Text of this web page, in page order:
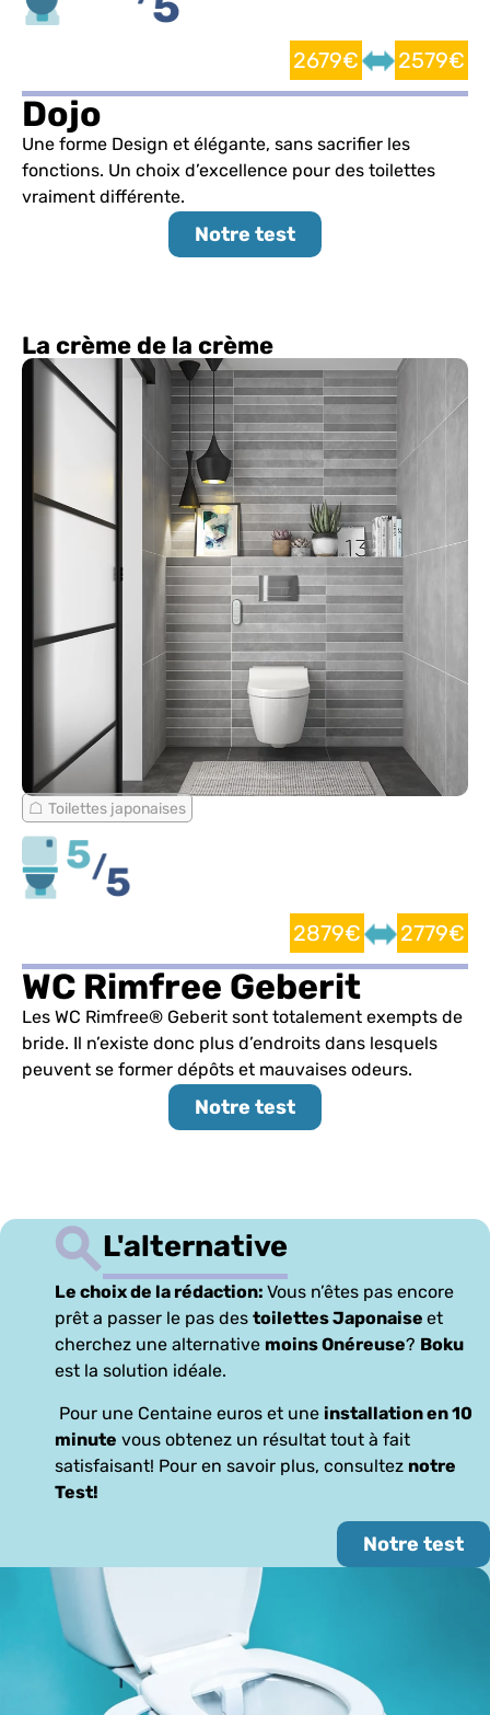
2679€ 2579€
Dojo
Une forme Design et élégante, sans sacrifier les
fonctions. Un choix d’excellence pour des toilettes
vraiment différente.
Notre test
La crème de la crème
Toilettes japonaises
2879€ 2779€
WC Rimfree Geberit
Les WC Rimfree® Geberit sont totalement exempts de
bride. Il n’existe donc plus d’endroits dans lesquels
peuvent se former dépôts et mauvaises odeurs.
Notre test
L'alternative
Le choix de la rédaction: Vous n’êtes pas encore
prêt a passer le pas des toilettes Japonaise et
cherchez une alternative moins Onéreuse? Boku
est la solution idéale.
Pour une Centaine euros et une installation en 10
minute vous obtenez un résultat tout à fait
satisfaisant! Pour en savoir plus, consultez notre
Test!
Notre test